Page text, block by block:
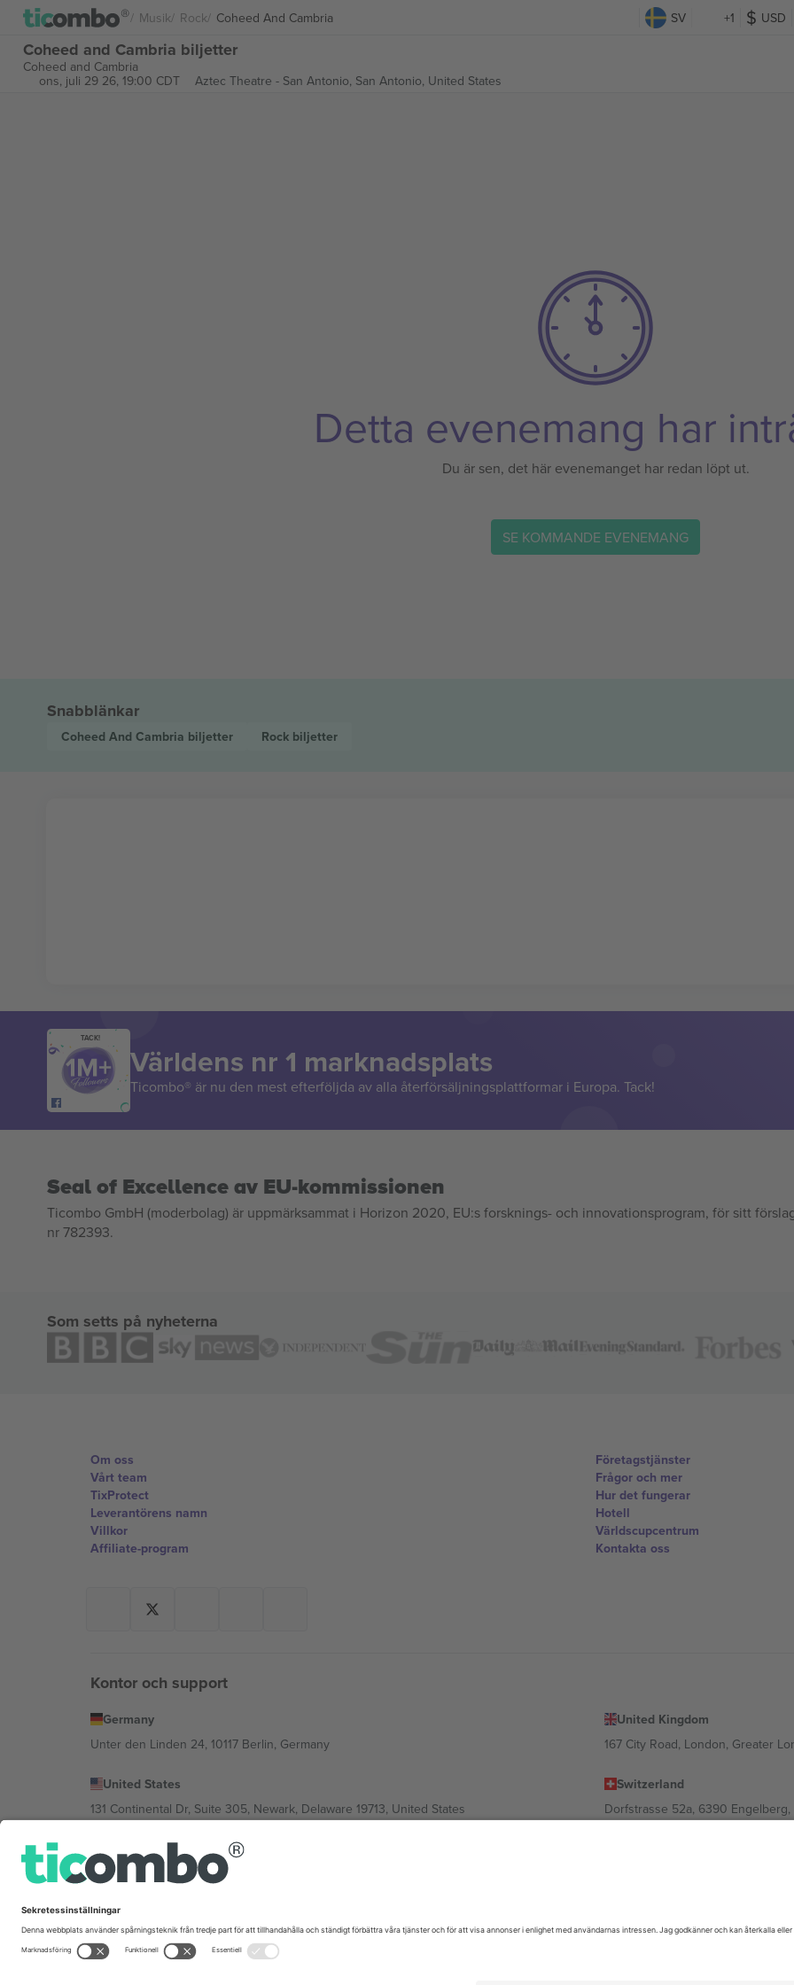
Musik Rock Coheed And Cambria SV +1 USD
Coheed and Cambria biljetter
Coheed and Cambria
ons, juli 29 26, 19:00 CDT
Aztec Theatre - San Antonio, San Antonio, United States
Detta evenemang har
Du är sen, det här evenemanget har redan löpt ut.
SE KOMMANDE EVENEMANG
Snabblänkar
Coheed And Cambria biljetter Rock biljetter
TACK!
Världens nr 1 marknadsplats
Ticombo® är nu den mest efterföljda av alla återförsäljningsplattformar i Europa. Tack!
Seal of Excellence av EU-kommissionen
Ticombo GmbH (moderbolag) är uppmärksammat i Horizon 2020, EU:s forsknings- och innovationsprogram, för sitt
nr 782393.
Som setts på nyheterna
Om oss
Vårt team
TixProtect
Leverantörens namn
Villkor
Affiliate-program
Företagstjänster
Frågor och mer
Hur det fungerar
Hotell
Världscupcentrum
Kontakta oss
Kontor och support
Germany
Unter den Linden 24, 10117 Berlin, Germany
United Kingdom
167 City Road, London, Greater
United States
131 Continental Dr, Suite 305, Newark, Delaware 19713, United States
Switzerland
Dorfstrasse 52a, 6390
Bulgaria
Regus Sofia City West, bul Totleben 53-55, 1606 Sofia, Bulgaria
Mexico
Av Chapultepec 360, Roma Norte, Cuauhtémoc, 06700 Ciudad de México, CDMX, Mexico